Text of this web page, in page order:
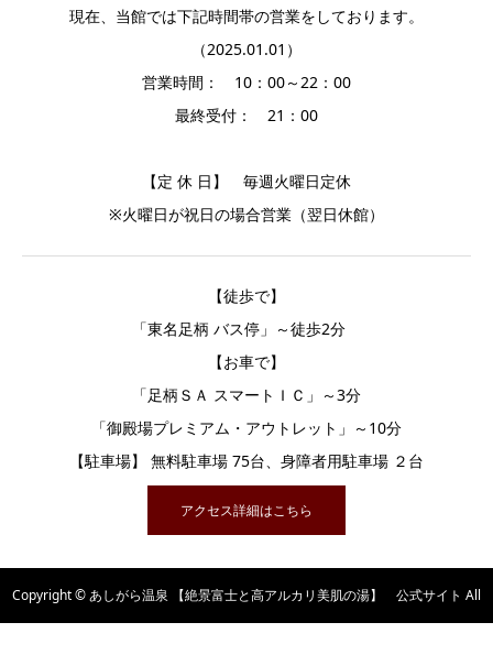
現在、当館では下記時間帯の営業をしております。
（2025.01.01）
営業時間： 10：00～22：00
最終受付： 21：00
【定 休 日】 毎週火曜日定休
※火曜日が祝日の場合営業（翌日休館）
【徒歩で】
「東名足柄 バス停」～徒歩2分
【お車で】
「足柄ＳＡ スマートＩＣ」～3分
「御殿場プレミアム・アウトレット」～10分
【駐車場】 無料駐車場 75台、身障者用駐車場 ２台
アクセス詳細はこちら
Copyright © あしがら温泉 【絶景富士と高アルカリ美肌の湯】 公式サイト All